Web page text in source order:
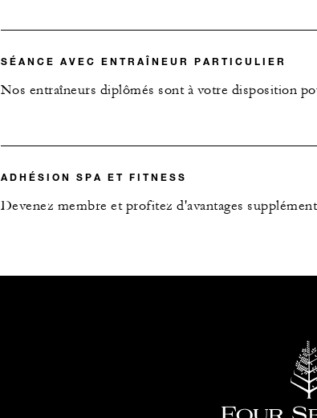
SÉANCE AVEC ENTRAÎNEUR PARTICULIER
Nos entraîneurs diplômés sont à votre disposition
ADHÉSION SPA ET FITNESS
Devenez membre et profitez d'avantages